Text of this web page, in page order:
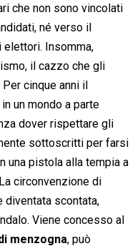
che non sono vincolati
né verso il
elettori. Insomma,
il cazzo che gli
cinque anni il
un mondo a parte
dover rispettare gli
sottoscritti per farsi
una pistola alla tempia a
circonvenzione di
scontata,
Viene concesso al
menzogna, può